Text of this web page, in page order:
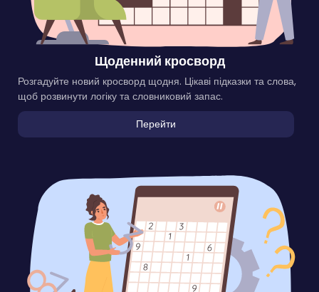
Щоденний кросворд
Розгадуйте новий кросворд щодня. Цікаві підказки та слова,
щоб розвинути логіку та словниковий запас.
Перейти